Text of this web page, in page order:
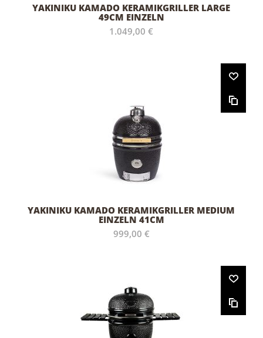
YAKINIKU KAMADO KERAMIKGRILLER LARGE
49CM EINZELN
1.049,00 €
YAKINIKU KAMADO KERAMIKGRILLER MEDIUM
EINZELN 41CM
999,00 €